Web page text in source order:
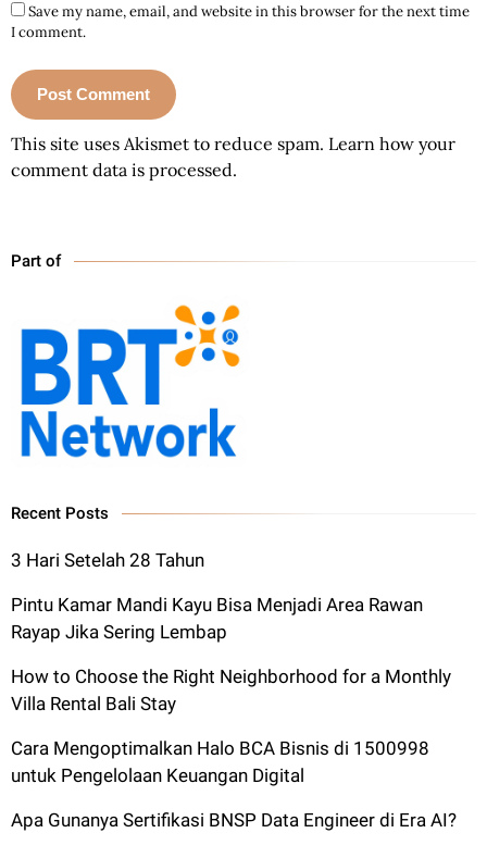
Save my name, email, and website in this browser for the next time
I comment.
This site uses Akismet to reduce spam. Learn how your
comment data is processed.
Part of
Recent Posts
3 Hari Setelah 28 Tahun
Pintu Kamar Mandi Kayu Bisa Menjadi Area Rawan
Rayap Jika Sering Lembap
How to Choose the Right Neighborhood for a Monthly
Villa Rental Bali Stay
Cara Mengoptimalkan Halo BCA Bisnis di 1500998
untuk Pengelolaan Keuangan Digital
Apa Gunanya Sertifikasi BNSP Data Engineer di Era AI?